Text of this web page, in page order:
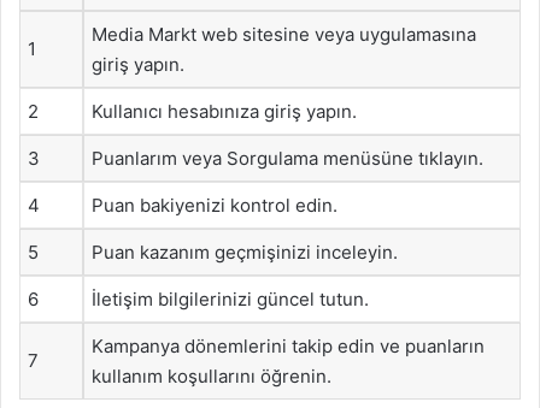
1
Media Markt web sitesine veya uygulamasına
giriş yapın.
2 Kullanıcı hesabınıza giriş yapın.
3 Puanlarım veya Sorgulama menüsüne tıklayın.
4 Puan bakiyenizi kontrol edin.
5 Puan kazanım geçmişinizi inceleyin.
6 İletişim bilgilerinizi güncel tutun.
7
Kampanya dönemlerini takip edin ve puanların
kullanım koşullarını öğrenin.